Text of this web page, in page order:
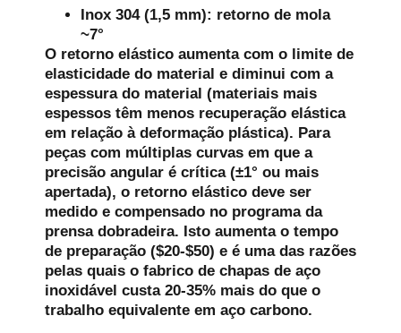
Inox 304 (1,5 mm): retorno de mola
~7°
O retorno elástico aumenta com o limite de
elasticidade do material e diminui com a
espessura do material (materiais mais
espessos têm menos recuperação elástica
em relação à deformação plástica). Para
peças com múltiplas curvas em que a
precisão angular é crítica (±1° ou mais
apertada), o retorno elástico deve ser
medido e compensado no programa da
prensa dobradeira. Isto aumenta o tempo
de preparação ($20-$50) e é uma das razões
pelas quais o fabrico de chapas de aço
inoxidável custa 20-35% mais do que o
trabalho equivalente em aço carbono.